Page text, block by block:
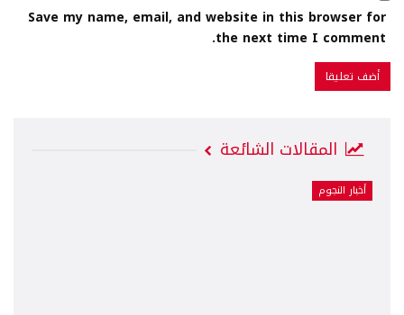
Save my name, email, and website in this browser for
the next time I comment.
المقالات الشائعة
أخبار النجوم